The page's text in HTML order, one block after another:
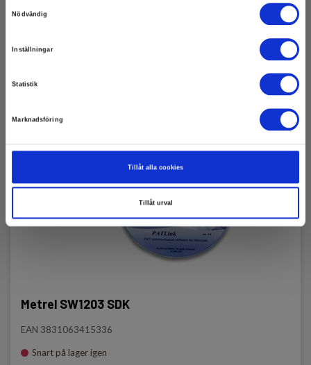
Nödvändig
Inställningar
Statistik
Marknadsföring
Tillåt alla cookies
Tillåt urval
Metrel SW1203 SDK
EAN 3831063415336
Snart på lager igen